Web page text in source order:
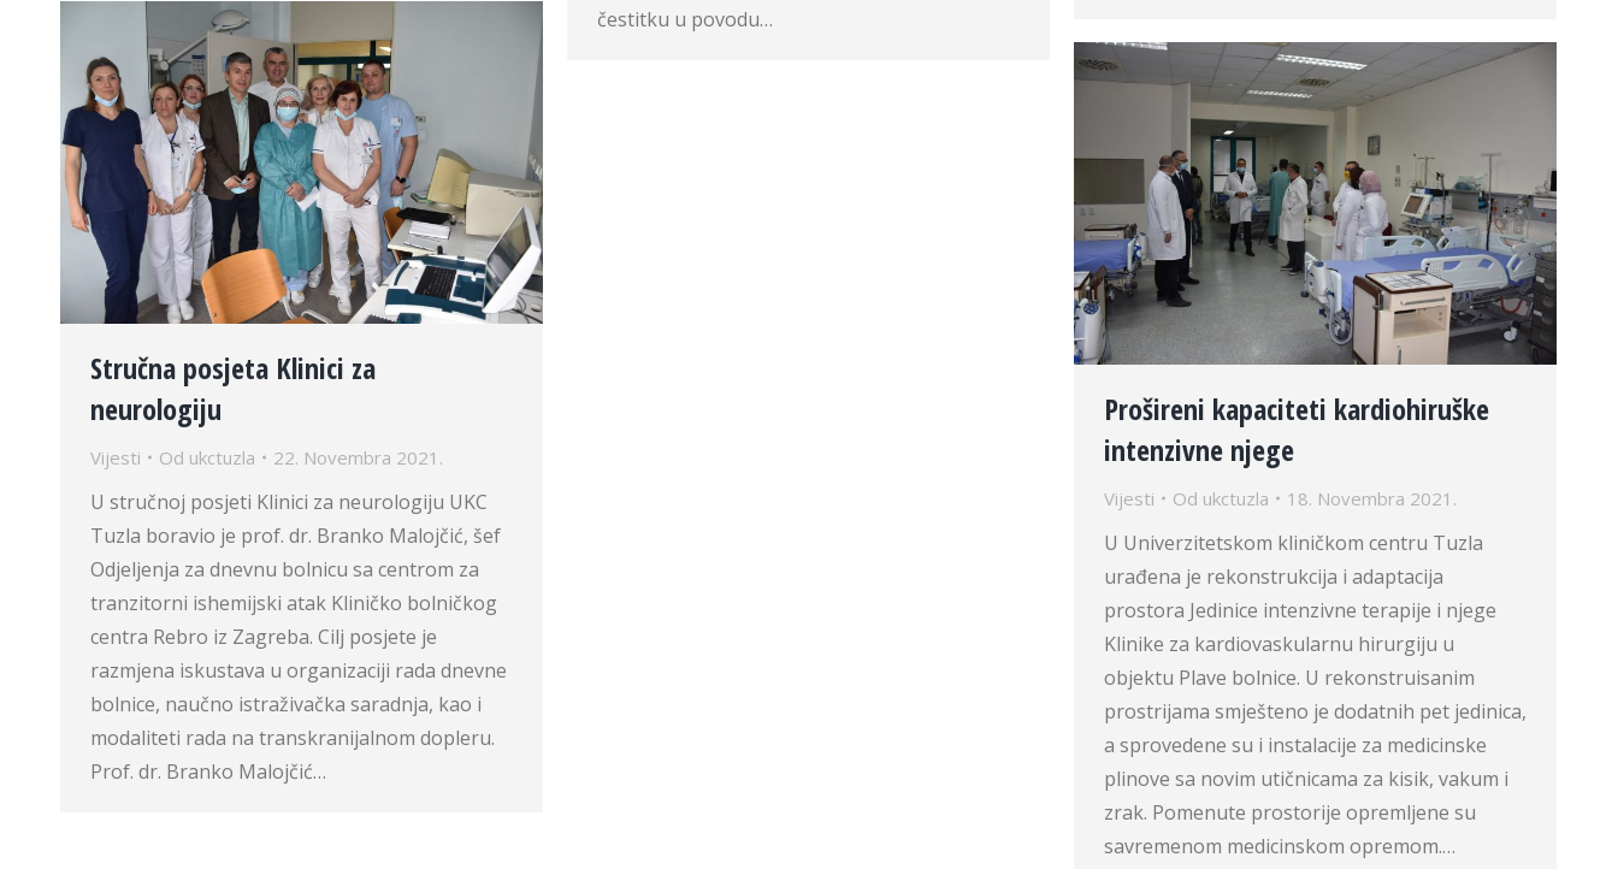
čestitku u povodu…
Stručna posjeta Klinici za
neurologiju
Vijesti Od ukctuzla 22. Novembra 2021.
U stručnoj posjeti Klinici za neurologiju UKC
Tuzla boravio je prof. dr. Branko Malojčić, šef
Odjeljenja za dnevnu bolnicu sa centrom za
tranzitorni ishemijski atak Kliničko bolničkog
centra Rebro iz Zagreba. Cilj posjete je
razmjena iskustava u organizaciji rada dnevne
bolnice, naučno istraživačka saradnja, kao i
modaliteti rada na transkranijalnom dopleru.
Prof. dr. Branko Malojčić…
Prošireni kapaciteti kardiohiruške
intenzivne njege
Vijesti Od ukctuzla 18. Novembra 2021.
U Univerzitetskom kliničkom centru Tuzla
urađena je rekonstrukcija i adaptacija
prostora Jedinice intenzivne terapije i njege
Klinike za kardiovaskularnu hirurgiju u
objektu Plave bolnice. U rekonstruisanim
prostrijama smješteno je dodatnih pet jedinica,
a sprovedene su i instalacije za medicinske
plinove sa novim utičnicama za kisik, vakum i
zrak. Pomenute prostorije opremljene su
savremenom medicinskom opremom.…